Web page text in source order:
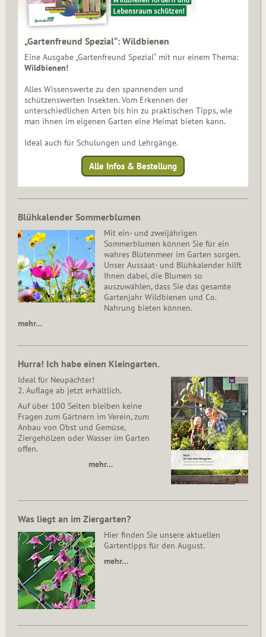
„Gartenfreund Spezial“: Wildbienen
Eine Ausgabe „Gartenfreund Spezial“ mit nur einem Thema:
Wildbienen!
Alles Wissenswerte zu den spannenden und
schützenswerten Insekten. Vom Erkennen der
unterschiedlichen Arten bis hin zu praktischen Tipps, wie
man ihnen im eigenen Garten eine Heimat bieten kann.
Ideal auch für Schulungen und Lehrgänge.
Alle Infos & Bestellung
Blühkalender Sommerblumen
Mit ein- und zweijährigen
Sommerblumen können Sie für ein
wahres Blütenmeer im Garten sorgen.
Unser Aussaat- und Blühkalender hilft
Ihnen dabei, die Blumen so
auszuwählen, dass Sie das gesamte
Gartenjahr Wildbienen und Co.
Nahrung bieten können.
mehr…
Hurra! Ich habe einen Kleingarten.
Ideal für Neupächter!
2. Auflage ab jetzt erhältlich.
Auf über 100 Seiten bleiben keine
Fragen zum Gärtnern im Verein, zum
Anbau von Obst und Gemüse,
Ziergehölzen oder Wasser im Garten
offen.
mehr…
Was liegt an im Ziergarten?
Hier finden Sie unsere aktuellen
Gartentipps für den August.
mehr…